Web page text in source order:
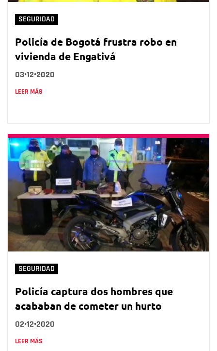
SEGURIDAD
Policía de Bogotá frustra robo en
vivienda de Engativá
03•12•2020
LEER MÁS
SEGURIDAD
Policía captura dos hombres que
acababan de cometer un hurto
02•12•2020
LEER MÁS